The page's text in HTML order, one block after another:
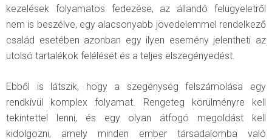
kezelések folyamatos fedezése, az állandó felügyeletről
nem is beszélve, egy alacsonyabb jövedelemmel rendelkező
család esetében azonban egy ilyen esemény jelentheti az
utolsó tartalékok felélését és a teljes elszegényedést.
Ebből is látszik, hogy a szegénység felszámolása egy
rendkívül komplex folyamat. Rengeteg körülményre kell
tekintettel lenni, és egy olyan átfogó megoldást kell
kidolgozni, amely minden ember társadalomba való